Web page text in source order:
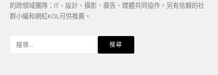
的跨領域團隊：IT、設計、攝影、廣告、媒體共同協作，另有信賴的社
群小編和網紅KOL可供推薦。